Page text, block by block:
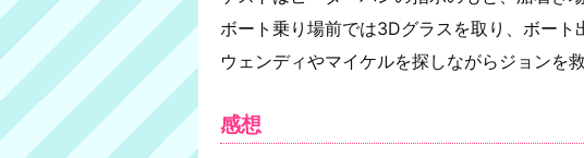
ボート乗り場前では3Dグラスを取り、ボート
ウェンディやマイケルを探しながらジョンを
感想